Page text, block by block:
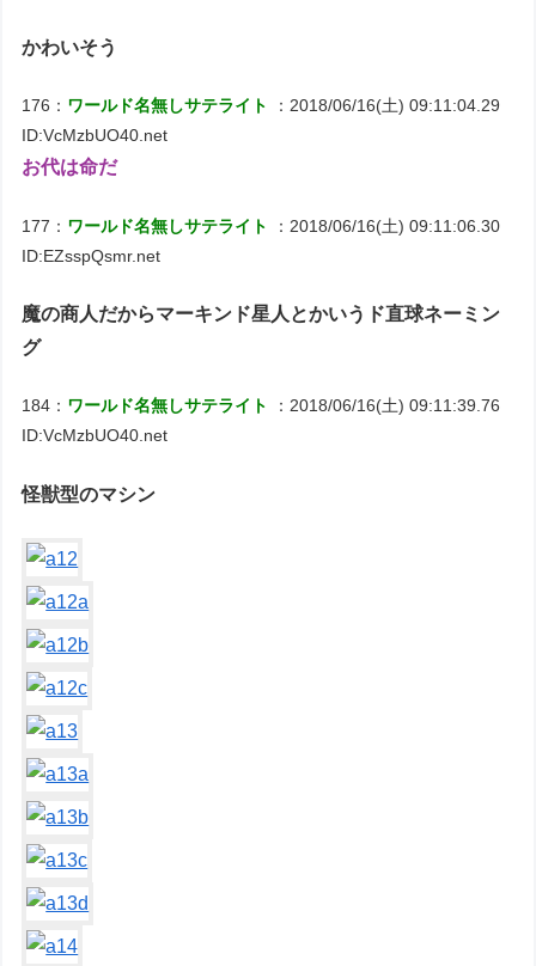
かわいそう
176： ワールド名無しサテライト
：2018/06/16(土) 09:11:04.29
ID:VcMzbUO40.net
お代は命だ
177： ワールド名無しサテライト
：2018/06/16(土) 09:11:06.30
ID:EZsspQsmr.net
魔の商人だからマーキンド星人とかいうド直球ネーミン
グ
184： ワールド名無しサテライト
：2018/06/16(土) 09:11:39.76
ID:VcMzbUO40.net
怪獣型のマシン